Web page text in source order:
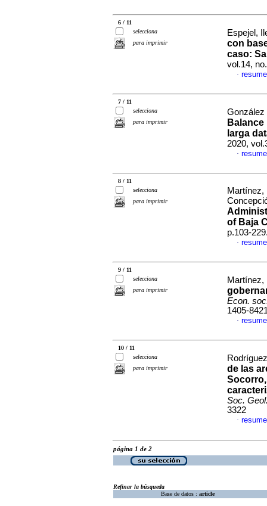
6 / 11
selecciona
para imprimir
Espejel,
con
caso:
vol.14,
·
7 / 11
selecciona
para imprimir
González
larga
2020,
·
8 / 11
selecciona
para imprimir
Martínez,
of Baja
p.103-
·
9 / 11
selecciona
para imprimir
Martínez,
Econ.
1405-
·
10 / 11
selecciona
para imprimir
de las
Soc.
3322
·
página 1 de 2
Refinar la búsqueda
Base de datos : article